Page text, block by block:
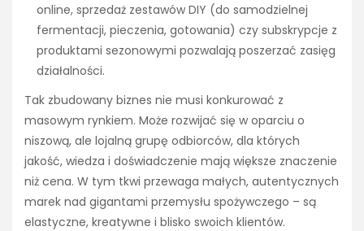
online, sprzedaż zestawów DIY (do samodzielnej
fermentacji, pieczenia, gotowania) czy subskrypcje z
produktami sezonowymi pozwalają poszerzać zasięg
działalności.
Tak zbudowany biznes nie musi konkurować z
masowym rynkiem. Może rozwijać się w oparciu o
niszową, ale lojalną grupę odbiorców, dla których
jakość, wiedza i doświadczenie mają większe znaczenie
niż cena. W tym tkwi przewaga małych, autentycznych
marek nad gigantami przemysłu spożywczego – są
elastyczne, kreatywne i blisko swoich klientów.